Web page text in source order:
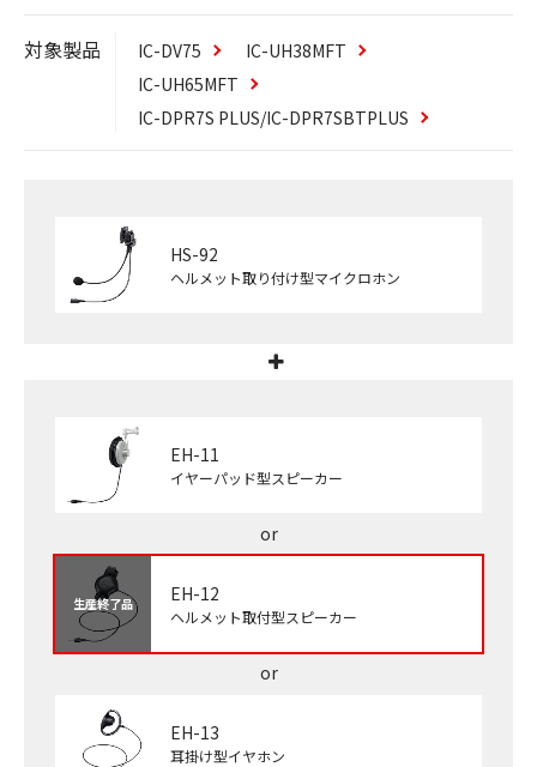
対象製品 IC-DV75
IC-UH38MFT
IC-UH65MFT
IC-DPR7S PLUS/IC-DPR7SBTPLUS
HS-92
ヘルメット取り付け型マイクロホン
EH-11
イヤーパッド型スピーカー
生産終了品 EH-12
ヘルメット取付型スピーカー
EH-13
耳掛け型イヤホン